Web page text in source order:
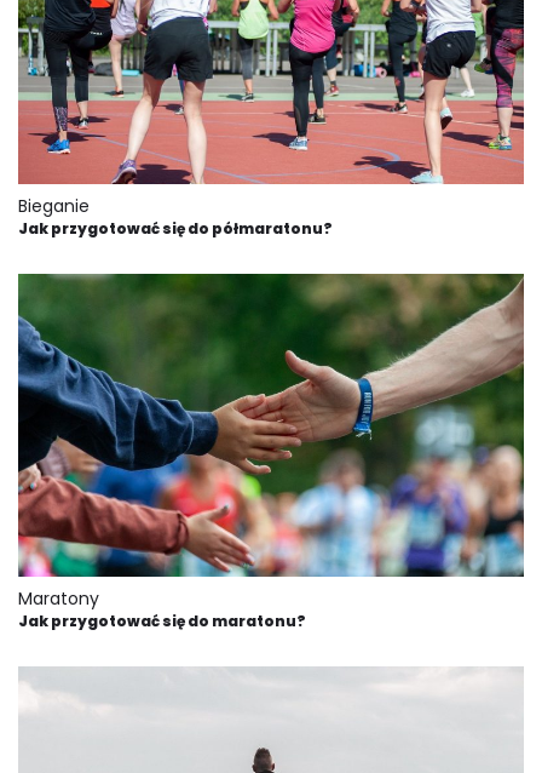
Bieganie
Jak przygotować się do półmaratonu?
Maratony
Jak przygotować się do maratonu?